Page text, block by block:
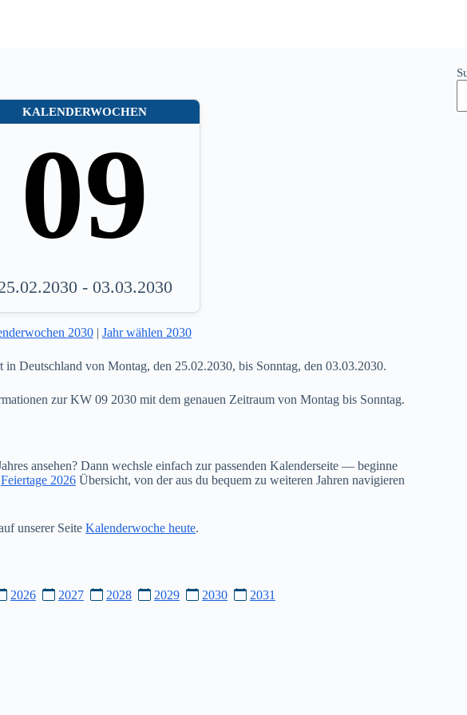
KALENDERWOCHEN
09
- 03.03.2030
2030| Jahr wählen 2030
Deutschland von Montag, den 25.02.2030, bis Sonntag, den 03.03.2030.
zur KW 09 2030 mit dem genauen Zeitraum von Montag bis Sonntag.
ansehen? Dann wechsle einfach zur passenden Kalenderseite — beginne
Feiertage 2026 Übersicht, von der aus du bequem zu weiteren Jahren navigieren
unserer Seite Kalenderwoche heute.
2026 2027 2028 2029 2030 2031